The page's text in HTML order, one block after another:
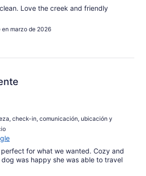
Love the creek and friendly
en marzo de 2026
check-in, comunicación, ubicación y
for what we wanted. Cozy and
was happy she was able to travel